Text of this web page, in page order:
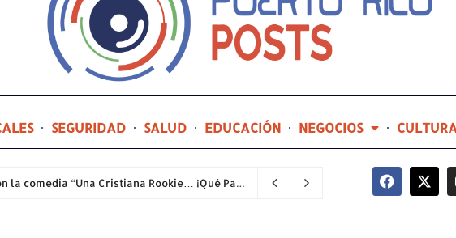
SEGURIDAD SALUD EDUCACIÓN NEGOCIOS
Joealis Filippetti regresa al teatro con la comedia “Una Cristiana Rookie… ¡Qué Papelón!” 2 horas ago